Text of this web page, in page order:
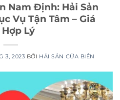
Nam Định: Hải Sản
Vụ Tận Tâm – Giá
Hợp Lý
3, 2023 BỞI HẢI SẢN CỬA BIỂN